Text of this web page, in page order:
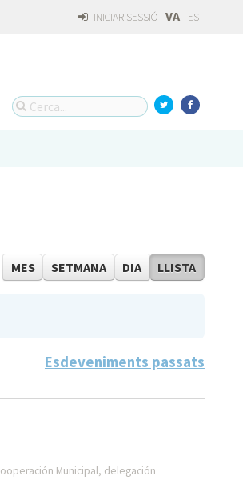
INICIAR SESSIÓ VA ES
MES SETMANA DIA LLISTA
Esdeveniments passats
Municipal, delegación